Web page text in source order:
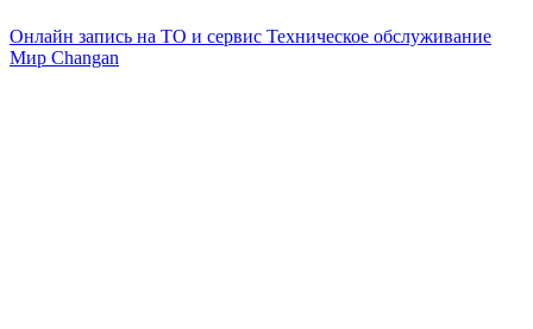
Онлайн запись на ТО и сервис Техническое обслуживание
Мир Changan